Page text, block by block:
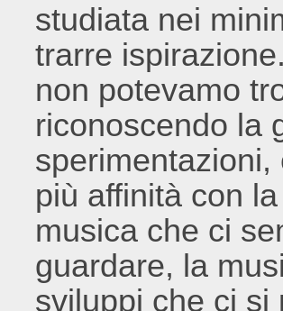
studiata nei
trarre
non potevamo
riconoscendo la
più affinità con
musica che ci
guardare, la
sviluppi che ci si